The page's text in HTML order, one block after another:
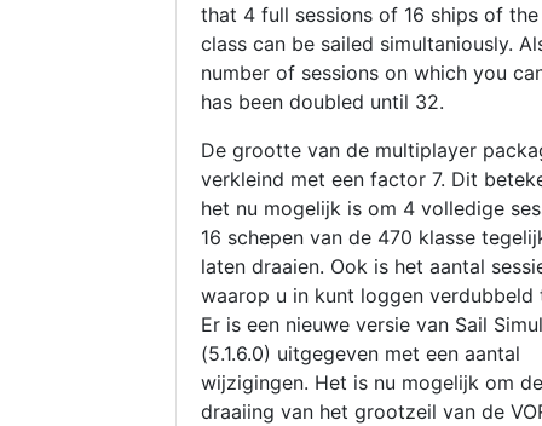
that 4 full sessions of 16 ships of
class can be sailed simultaniously.
number of sessions on which you
has been doubled until 32.
De grootte van de multiplayer
verkleind met een factor 7. Dit
het nu mogelijk is om 4 volledige
16 schepen van de 470 klasse
laten draaien. Ook is het aantal
waarop u in kunt loggen verdubbeld
Er is een nieuwe versie van Sail
(5.1.6.0) uitgegeven met een aantal
wijzigingen. Het is nu mogelijk om de
draaiing van het grootzeil van de